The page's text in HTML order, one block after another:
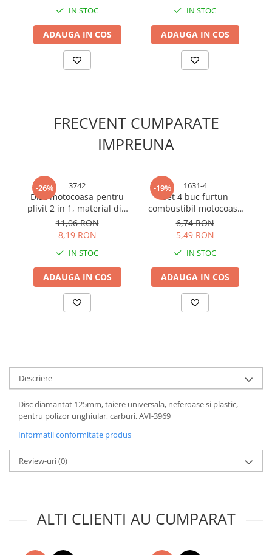
Cabluri electrice si conductori
Cabluri si adaptoare
Intrerupatoare
Noptiere
Pet shop
Perii, trimere si clesti animale
Zgarzi, lese si hamuri
Produse ingrijire incaltaminte si
Sanitare
Accesorii baterii sanitare
Accesorii chiuvete
Sisteme filtrare instalatii
Termometre Meteo
Gradina - Gradinarit
Accesorii fierastraie cu lant
Accesorii fierastraie electrice
Accesorii unelte gradinarit
IN STOC
ADAUGA IN COS
unghiular - AVI-5132
IN STOC
ADAUGA IN COS
FRECVENT CUMPARATE
IMPREUNA
-26% 3742
Disc motocoasa pentru
plivit 2 in 1, material din
otel
11,06 RON
8,19 RON
IN STOC
ADAUGA IN COS
-19% 1631-4
Set 4 buc furtun
combustibil motocoasa
premium cu filtru, AVI-
1631
6,74 RON
5,49 RON
IN STOC
ADAUGA IN COS
Descriere
Disc diamantat 125mm, taiere universala, neferoase si plastic,
pentru polizor unghiular, carburi, AVI-3969
Informatii conformitate produs
Review-uri(0)
ALTI CLIENTI AU CUMPARAT